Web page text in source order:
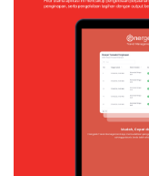
ENERGEEK